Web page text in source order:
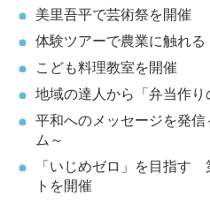
美里吾平で芸術祭を開催
体験ツアーで農業に触れる
こども料理教室を開催
地域の達人から「弁当作り
平和へのメッセージを発
ム～
「いじめゼロ」を目指す
トを開催